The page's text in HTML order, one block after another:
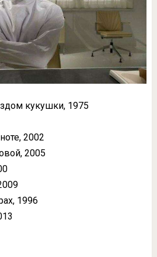
кукушки, 1975
2002
2005
1996